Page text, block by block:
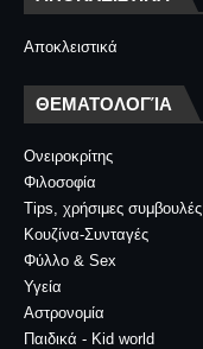
Αποκλειστικά
ΘΕΜΑΤΟΛΟΓΊΑ
Ονειροκρίτης
Φιλοσοφία
Tips, χρήσιμες συμβουλές
Κουζίνα-Συνταγές
Φύλλο & Sex
Υγεία
Αστρονομία
Παιδικά - Kid world